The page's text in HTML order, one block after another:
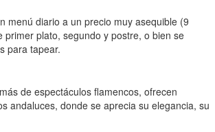
menú diario a un precio muy asequible (9
primer plato, segundo y postre, o bien se
para tapear.
de espectáculos flamencos, ofrecen
andaluces, donde se aprecia su elegancia, su